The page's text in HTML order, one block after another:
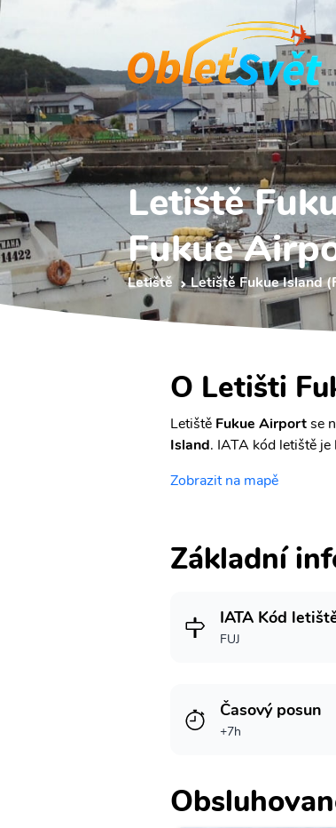
Letiště
Fukue
Letiště Letiště Fukue Island
O Letišti
Letiště Fukue Airportse
Island. IATA kód letiště je
Zobrazit na mapě
Základní
IATA Kód
FUJ
Časový posun
+7h